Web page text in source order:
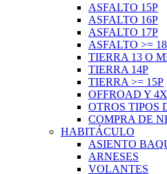
ASFALTO 15P
ASFALTO 16P
ASFALTO 17P
ASFALTO >=
TIERRA 13 O
TIERRA 14P
TIERRA >= 15P
OFFROAD Y
OTROS TIPOS
COMPRA DE
HABITÁCULO
ASIENTO
ARNESES
VOLANTES